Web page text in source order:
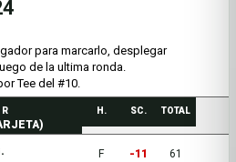
para marcarlo, desplegar
de la ultima ronda.
Tee del #10.
R H. SC. TOTAL
F -11 61